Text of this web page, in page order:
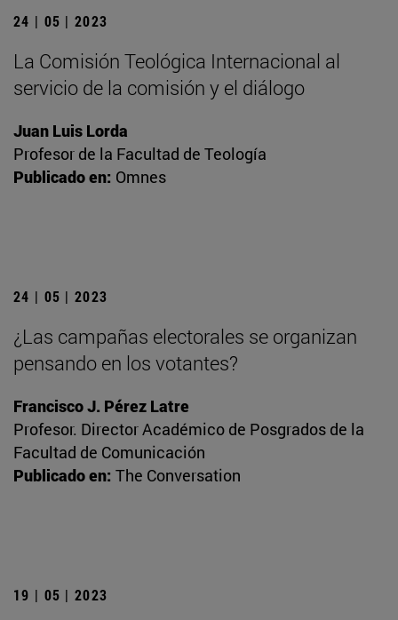
24 | 05 | 2023
La Comisión Teológica Internacional al
servicio de la comisión y el diálogo
Juan Luis Lorda
Profesor de la Facultad de Teología
Publicado en: Omnes
24 | 05 | 2023
¿Las campañas electorales se organizan
pensando en los votantes?
Francisco J. Pérez Latre
Profesor. Director Académico de Posgrados de la
Facultad de Comunicación
Publicado en: The Conversation
19 | 05 | 2023